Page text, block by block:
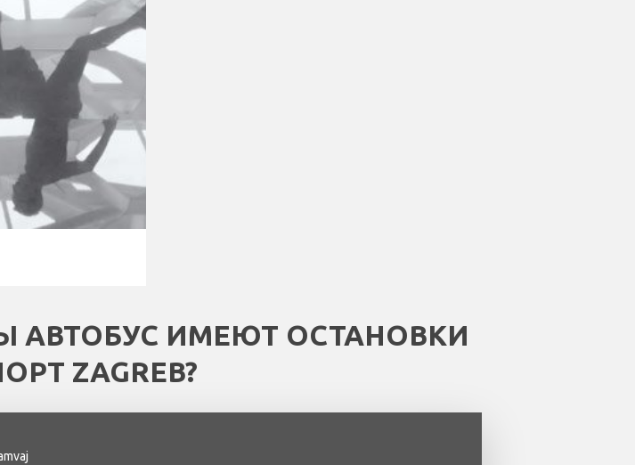
АВТОБУС ИМЕЮТ ОСТАНОВКИ
ZAGREB?